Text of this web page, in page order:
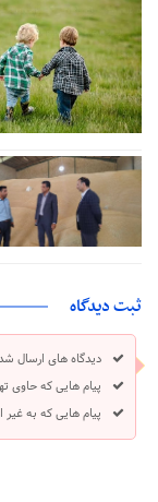
ثبت دیدگاه
دیدگاه های ارسال
پیام هایی که حاوی
پیام هایی که به